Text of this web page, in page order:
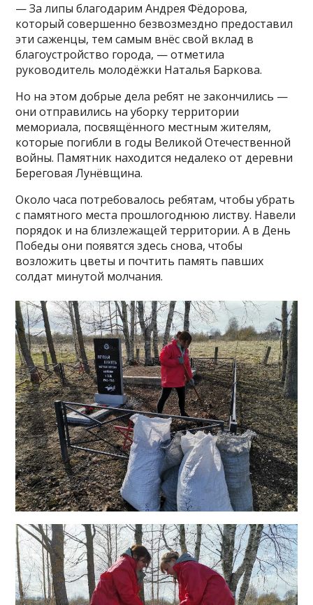
— За липы благодарим Андрея Фёдорова,
который совершенно безвозмездно предоставил
эти саженцы, тем самым внёс свой вклад в
благоустройство города, — отметила
руководитель молодёжки Наталья Баркова.
Но на этом добрые дела ребят не закончились —
они отправились на уборку территории
мемориала, посвящённого местным жителям,
которые погибли в годы Великой Отечественной
войны. Памятник находится недалеко от деревни
Береговая Лунёвщина.
Около часа потребовалось ребятам, чтобы убрать
с памятного места прошлогоднюю листву. Навели
порядок и на близлежащей территории. А в День
Победы они появятся здесь снова, чтобы
возложить цветы и почтить память павших
солдат минутой молчания.